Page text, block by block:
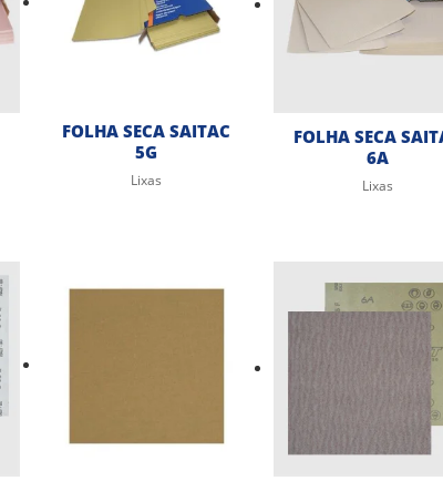
FOLHA SECA SAITAC
5G
Lixas
FOLHA SECA
6A
Lixas